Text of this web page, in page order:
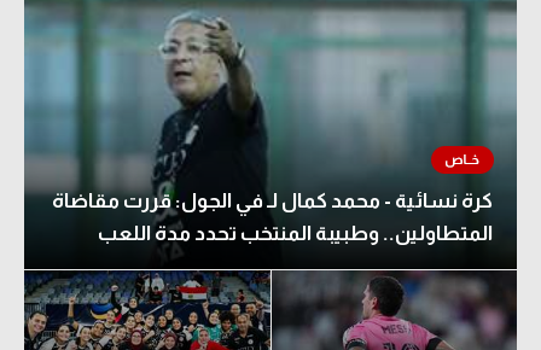
كرة نسائية - محمد كمال لـ في الجول: قررت مقاضاة
المتطاولين.. وطبيبة المنتخب تحدد مدة اللعب